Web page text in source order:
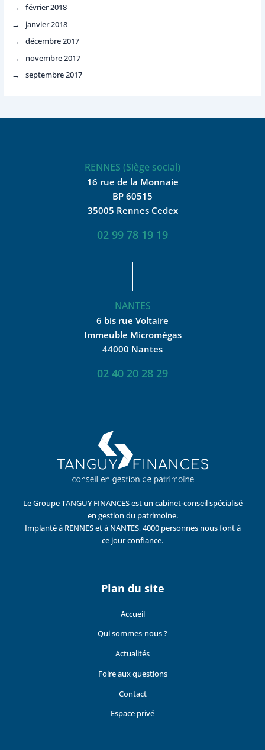
février 2018
janvier 2018
décembre 2017
novembre 2017
septembre 2017
RENNES (Siège social)
16 rue de la Monnaie
BP 60515
35005 Rennes Cedex
02 99 78 19 19
NANTES
6 bis rue Voltaire
Immeuble Micromégas
44000 Nantes
02 40 20 28 29
Le Groupe TANGUY FINANCES est un cabinet-conseil spécialisé
en gestion du patrimoine.
Implanté à RENNES et à NANTES, 4000 personnes nous font à
ce jour confiance.
Plan du site
Accueil
Qui sommes-nous ?
Actualités
Foire aux questions
Contact
Espace privé